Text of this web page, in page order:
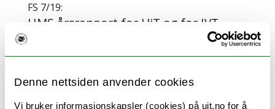
Denne nettsiden anvender cookies
Vi bruker informasjonskapsler (cookies) på uit.no for å
FS 7/19:
HMS årsrapport for UiT og for IVT-
fakultetet. Tiltaksplan 2019 for IVT-
fakultetet.
framlegg (FS 7/19)